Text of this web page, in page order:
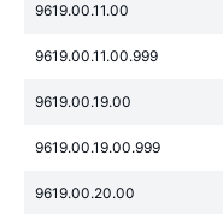
9619.00.11.00
9619.00.11.00.999
9619.00.19.00
9619.00.19.00.999
9619.00.20.00